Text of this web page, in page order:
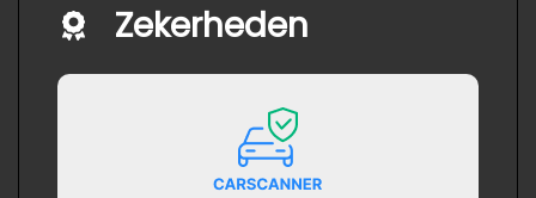
Zekerheden